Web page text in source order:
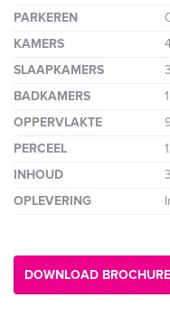
PARKEREN
KAMERS
SLAAPKAMERS
3
BADKAMERS
1
OPPERVLAKTE
PERCEEL
INHOUD
OPLEVERING
DOWNLOAD BROCHURE